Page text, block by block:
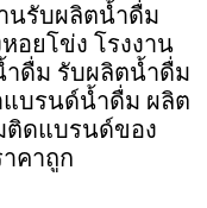
นรับผลิตน้ำดื่ม
อยโข่ง โรงงาน
ำดื่ม รับผลิตน้ำดื่ม
แบรนด์น้ำดื่ม ผลิต
ติดแบรนด์ของ
คาถูก